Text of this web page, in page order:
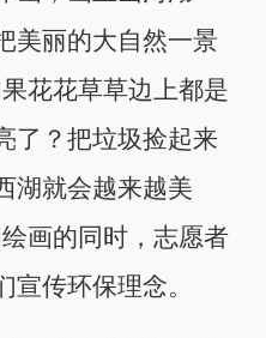
美丽的大自然一景
花花草草边上都是
了？把垃圾捡起来
湖就会越来越美
画的同时，志愿者
宣传环保理念。